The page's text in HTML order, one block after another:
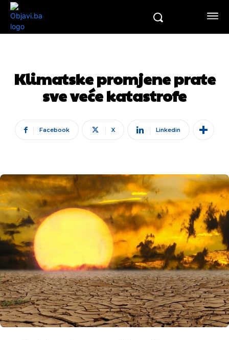
Klimatske promjene prate
sve veće katastrofe
Facebook X Linkedin